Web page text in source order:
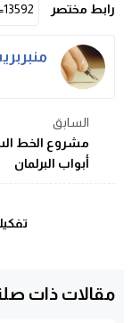
رابط مختصر
السابق
مشروع الخط
أبواب البرلمان
مقالات ذات